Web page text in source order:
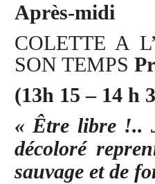
Après-midi
COLETTE A
SON TEMPS
(13h 15 – 14 h
« Être libre !..
décoloré
sauvage et de